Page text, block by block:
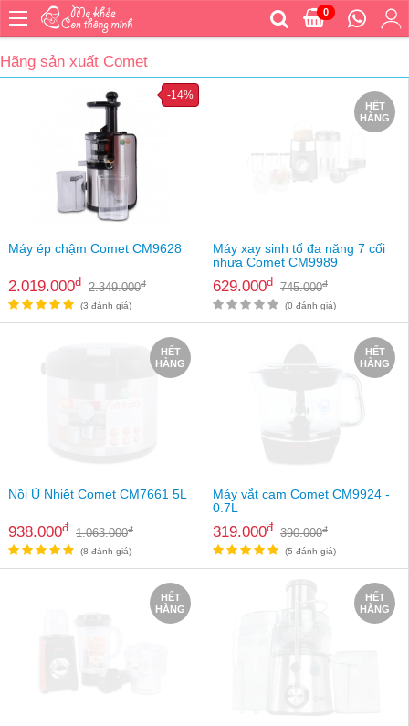
0
Bé
Bé
ngoài
Bé
tắm
chơi
mà
học
Hãng sản xuất Comet
Máy ép chậm Comet CM9628
2.019.000đ 2.349.000đ
-14%
(3 đánh giá)
Máy xay sinh tố đa năng 7 cối
nhựa Comet CM9989
629.000đ 745.000đ
(0 đánh giá)
HẾT
HÀNG
Nồi Ủ Nhiệt Comet CM7661 5L
938.000đ 1.063.000đ
(8 đánh giá)
HẾT
HÀNG
Máy vắt cam Comet CM9924 -
0.7L
319.000đ 390.000đ
(5 đánh giá)
HẾT
HÀNG
HẾT
HÀNG
HẾT
HÀNG